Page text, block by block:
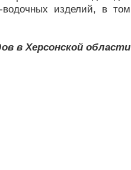
водочных изделий, в том
в Херсонской области